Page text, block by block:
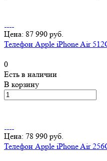
Цена: 87 990 руб.
Телефон Apple iPhone Air
0
Есть в наличии
В корзину
Цена: 78 990 руб.
Телефон Apple iPhone Air